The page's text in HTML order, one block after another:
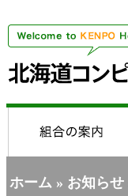
ホーム » お知らせ